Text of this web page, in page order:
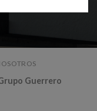
Guerrero